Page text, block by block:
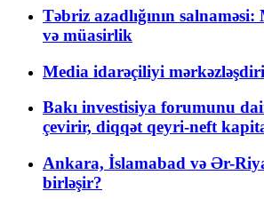
Təbriz azadlığının salnaməsi:
və müasirlik
Media idarəçiliyi
Bakı investisiya forumunu
çevirir, diqqət qeyri-neft
Ankara, İslamabad və Ər-
birləşir?